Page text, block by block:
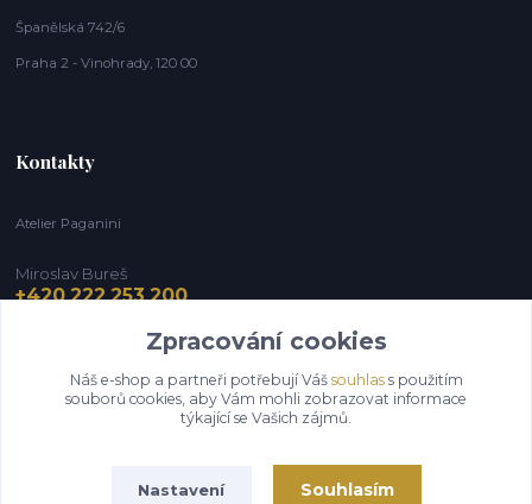
Španělská 742/6
Praha 2 - Vinohrady, 120 00
Kontakty
Atelier Paganini
Miroslav Bureš
+420 222 253 200
info@paganini.czZpracování cookies
Náš e-shop a partneři potřebují Váš souhlass použitím
souborů cookies, aby Vám mohli zobrazovat informace
týkající se Vašich zájmů.
Nastavení Souhlasím